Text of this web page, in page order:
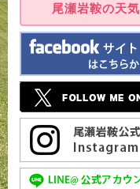
尾瀬岩鞍の天気